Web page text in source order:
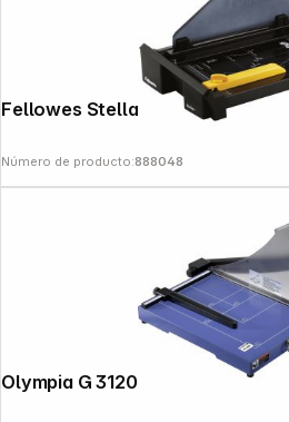
Fellowes Stellar A4 Guillotine
Número de producto:888048
Olympia G 3120 DIN A 4 guillotina